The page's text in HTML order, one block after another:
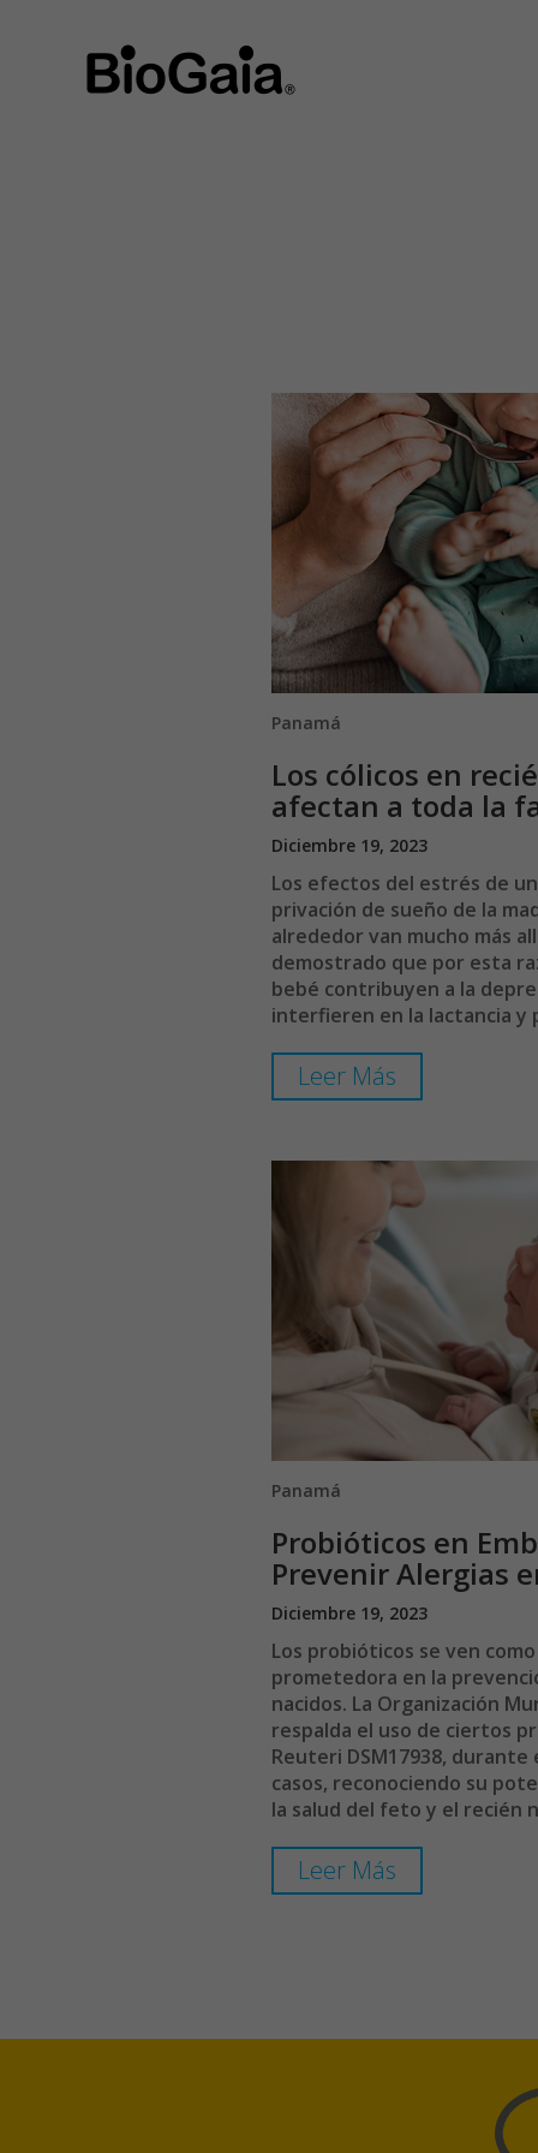
Panamá
Los cólicos en
afectan a toda la
Diciembre 19, 2023
Los efectos del estrés de
privación de sueño de la
alrededor van mucho más
demostrado que por esta
bebé contribuyen a la
interfieren en la lactancia
Leer Más
Panamá
Probióticos en
Prevenir Alergias
Diciembre 19, 2023
Los probióticos se ven
prometedora en la
nacidos. La Organización
respalda el uso de ciertos
Reuteri DSM17938,
casos, reconociendo su
la salud del feto y el recién
Leer Más